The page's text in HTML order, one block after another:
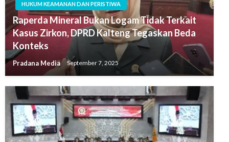
HUKUM KEAMANAN DAN PERISTIWA
Raperda Mineral Bukan Logam Tidak Terkait
Kasus Zirkon, DPRD Kalteng Tegaskan Beda
Konteks
Pradana Media September 7, 2025